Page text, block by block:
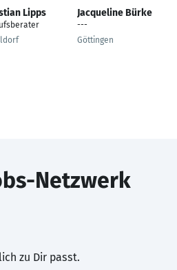
Lipps Jacqueline Bürke
---
Göttingen
Netzwerk
zu Dir passt.